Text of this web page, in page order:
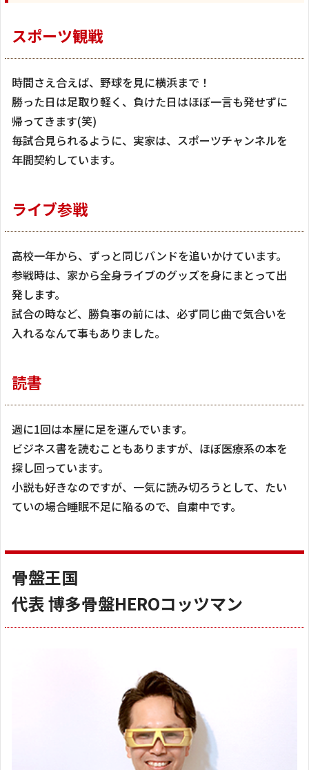
スポーツ観戦
時間さえ合えば、野球を見に横浜まで！
勝った日は足取り軽く、負けた日はほぼ一言も発せずに
帰ってきます(笑)
毎試合見られるように、実家は、スポーツチャンネルを
年間契約しています。
ライブ参戦
高校一年から、ずっと同じバンドを追いかけています。
参戦時は、家から全身ライブのグッズを身にまとって出
発します。
試合の時など、勝負事の前には、必ず同じ曲で気合いを
入れるなんて事もありました。
読書
週に1回は本屋に足を運んでいます。
ビジネス書を読むこともありますが、ほぼ医療系の本を
探し回っています。
小説も好きなのですが、一気に読み切ろうとして、たい
ていの場合睡眠不足に陥るので、自粛中です。
骨盤王国
代表 博多骨盤HEROコッツマン